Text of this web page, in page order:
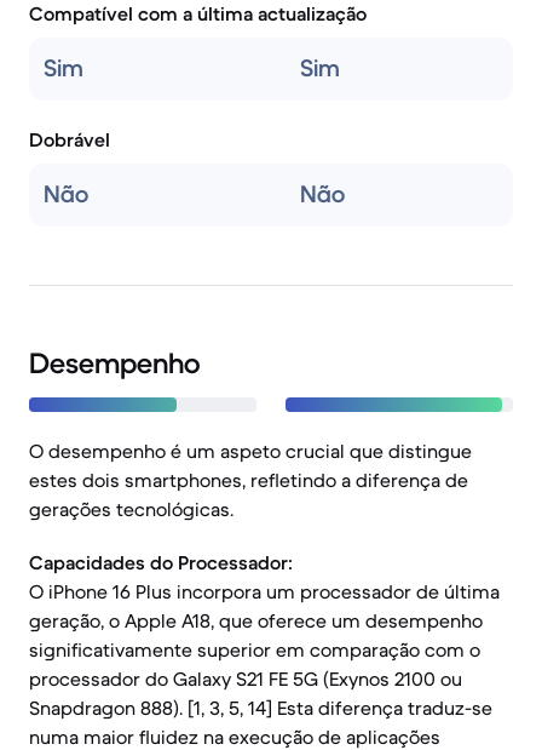
Compatível com a última actualização
Sim Sim
Dobrável
Não Não
Desempenho
O desempenho é um aspeto crucial que distingue
estes dois smartphones, refletindo a diferença de
gerações tecnológicas.
Capacidades do Processador:
O iPhone 16 Plus incorpora um processador de última
geração, o Apple A18, que oferece um desempenho
significativamente superior em comparação com o
processador do Galaxy S21 FE 5G (Exynos 2100 ou
Snapdragon 888). [1, 3, 5, 14] Esta diferença traduz-se
numa maior fluidez na execução de aplicações